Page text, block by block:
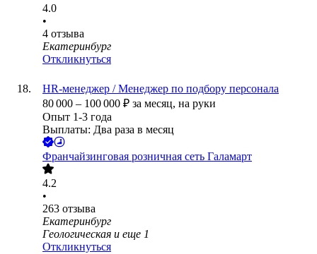
4.0
•
4 отзыва
Екатеринбург
Откликнуться
HR-менеджер / Менеджер по подбору персонала
80 000 – 100 000 ₽ за месяц, на руки
Опыт 1-3 года
Выплаты: Два раза в месяц
Франчайзинговая розничная сеть Галамарт
4.2
•
263 отзыва
Екатеринбург
Геологическая и еще 1
Откликнуться